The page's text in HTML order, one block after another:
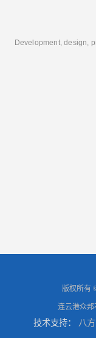
Development, design,
版权所有
连云港众邦
技术支持： 八